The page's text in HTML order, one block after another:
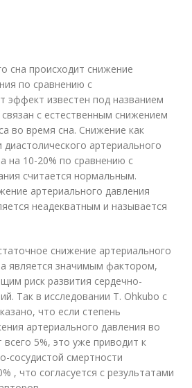
сна происходит снижение
по сравнению с
эффект известен под названием
связан с естественным снижением
во время сна. Снижение как
диастолического артериального
на 10-20% по сравнению с
считается нормальным.
артериального давления
неадекватным и называется
снижение артериального
является значимым фактором,
риск развития сердечно-
Так в исследовании T. Ohkubo с
что если степень
артериального давления во
всего 5%, это уже приводит к
сосудистой смертности
, что согласуется с результатами